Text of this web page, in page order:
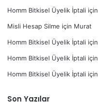
Homm Bitkisel Üyelik İptali için
Misli Hesap Silme için Murat
Homm Bitkisel Üyelik İptali için
Homm Bitkisel Üyelik İptali için
Homm Bitkisel Üyelik İptali için
Son Yazılar